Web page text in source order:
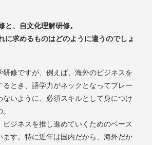
と、自文化理解研修。
に求めるものはどのように違うのでしょ
研修ですが、例えば、海外のビジネスを
るとき、語学力がネックとなってブレー
ないように、必須スキルとして身につけ
ビジネスを推し進めていくためのベース
ます。特に近年は国内だから、海外だか